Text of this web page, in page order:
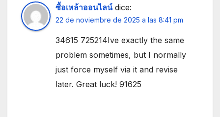
ซื้อเหล้าออนไลน์ dice:
22 de noviembre de 2025 a las 8:41 pm
34615 725214Ive exactly the same
problem sometimes, but I normally
just force myself via it and revise
later. Great luck! 91625